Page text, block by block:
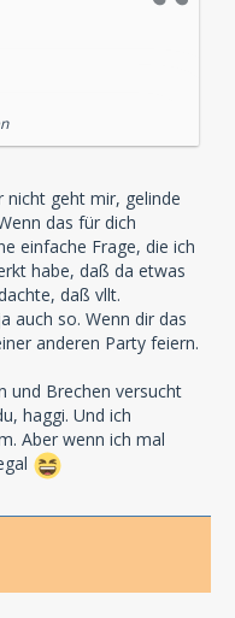
es
ist,dann ist es ja ok
Thread"
die sich ausheulen
länger als 24h
Hörspielseite im
nicht geht mir, gelinde
das für dich
einfache Frage, die ich
habe, daß da etwas
daß vllt.
auch so. Wenn dir das
anderen Party feiern.
und Brechen versucht
haggi. Und ich
Aber wenn ich mal